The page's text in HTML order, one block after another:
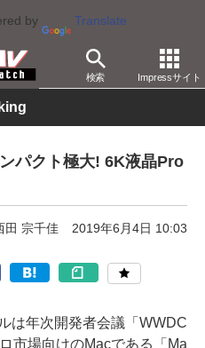
by Translate
検索 Impressサイト
パクト極大! 6K液晶Pro
田 宗千佳 2019年6月4日 10:03
は年次開発者会議「WWDC
市場向けのMacである「Ma